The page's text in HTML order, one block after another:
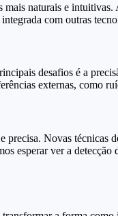
naturais e
com outras
desafios é a
externas, como
Novas
esperar ver a